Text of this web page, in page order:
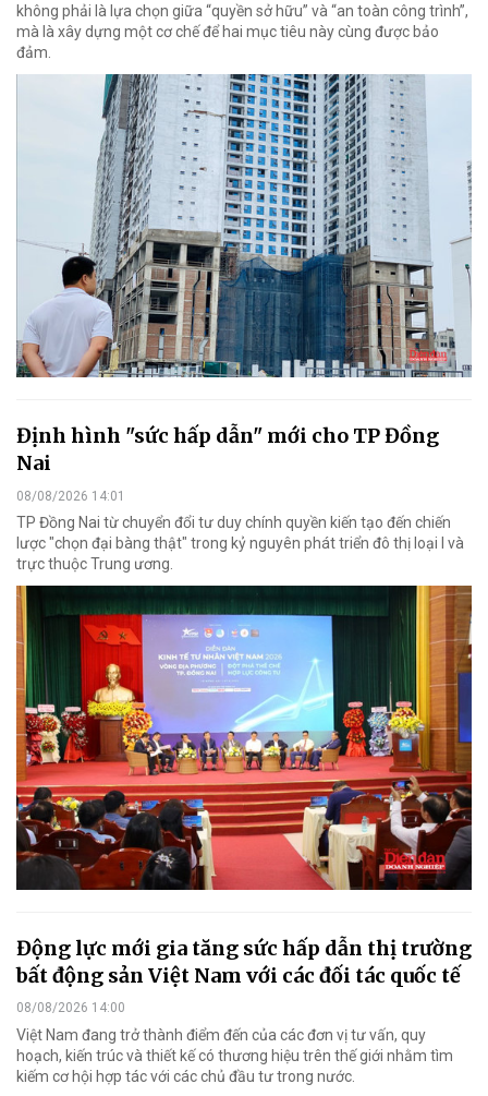
không phải là lựa chọn giữa “quyền sở hữu” và “an toàn công trình”,
mà là xây dựng một cơ chế để hai mục tiêu này cùng được bảo
đảm.
Định hình "sức hấp dẫn" mới cho TP Đồng
Nai
08/08/2026 14:01
TP Đồng Nai từ chuyển đổi tư duy chính quyền kiến tạo đến chiến
lược "chọn đại bàng thật" trong kỷ nguyên phát triển đô thị loại I và
trực thuộc Trung ương.
Động lực mới gia tăng sức hấp dẫn thị trường
bất động sản Việt Nam với các đối tác quốc tế
08/08/2026 14:00
Việt Nam đang trở thành điểm đến của các đơn vị tư vấn, quy
hoạch, kiến trúc và thiết kế có thương hiệu trên thế giới nhằm tìm
kiếm cơ hội hợp tác với các chủ đầu tư trong nước.